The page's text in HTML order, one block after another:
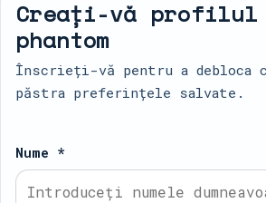
Creați-vă profilul
phantom
Înscrieți-vă pentru a debloca
păstra preferințele salvate.
Nume *